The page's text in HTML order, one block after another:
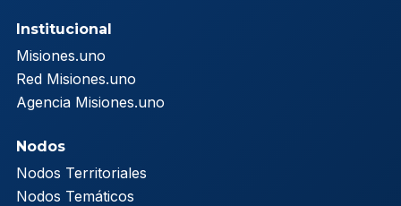
Institucional
Misiones.uno
Red Misiones.uno
Agencia Misiones.uno
Nodos
Nodos Territoriales
Nodos Temáticos